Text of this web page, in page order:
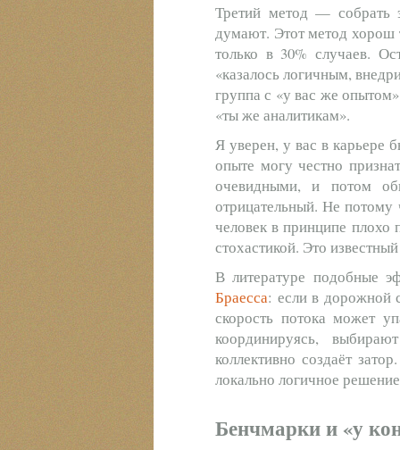
Третий метод — собрать
думают. Этот метод хорош
только в 30% случаев.
«казалось логичным,
группа с «у вас же
«ты же аналитикам».
Я уверен, у вас в карьере
опыте могу честно
очевидными, и потом
отрицательный. Не потому
человек в принципе плохо
стохастикой. Это
В литературе подобные
Браесса: если в дорожной
скорость потока может
координируясь,
коллективно создаёт
локально логичное
Бенчмарки и «у